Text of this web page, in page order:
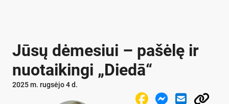
Jūsų dėmesiui – pašėlę ir
nuotaikingi „Diedā“
2025 m. rugsėjo 4 d.